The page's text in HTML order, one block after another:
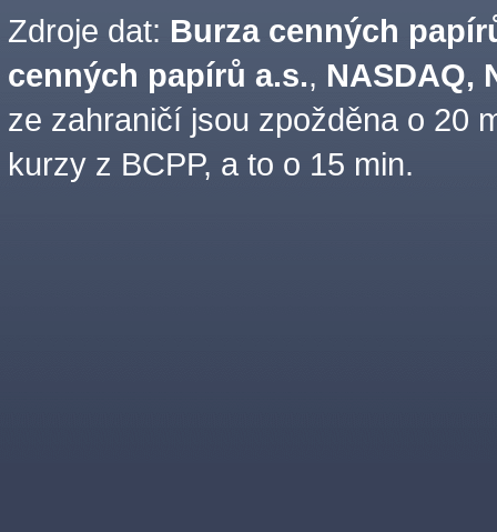
Zdroje dat: Burza cenných
cenných papírů a.s., NASDAQ,
ze zahraničí jsou zpožděna o 20
kurzy z BCPP, a to o 15 min.